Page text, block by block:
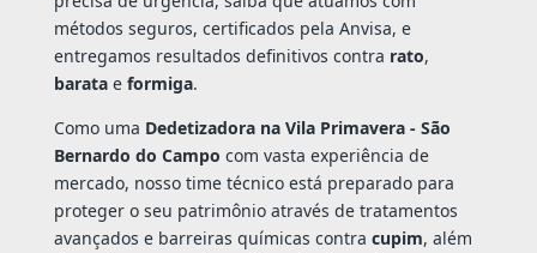
métodos seguros, certificados pela Anvisa, e
entregamos resultados definitivos contra rato,
baratae formiga.
Como uma Dedetizadora na Vila Primavera - São
Bernardo do Campo com vasta experiência de
mercado, nosso time técnico está preparado para
proteger o seu patrimônio através de tratamentos
avançados e barreiras químicas contra cupim, além